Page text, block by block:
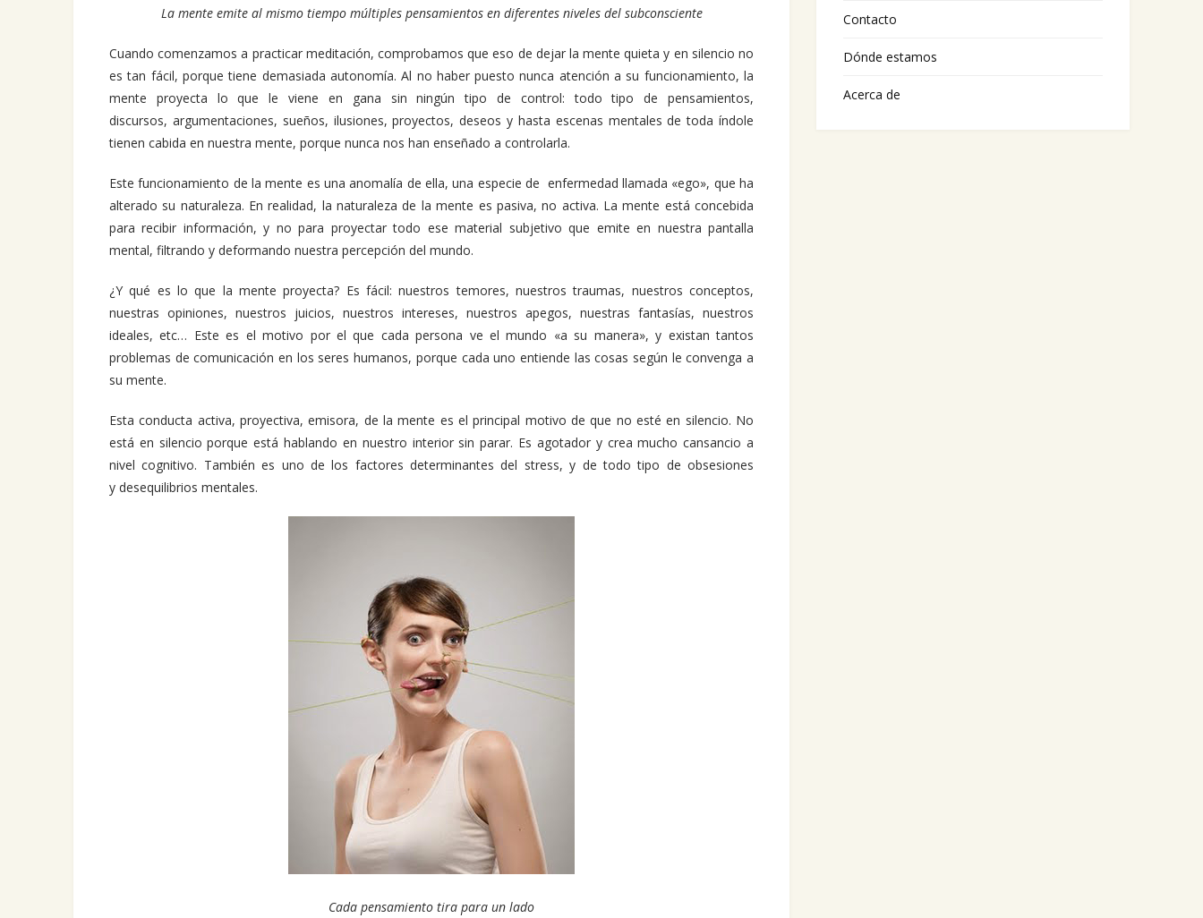
La mente emite al mismo tiempo múltiples pensamientos en diferentes niveles del subconsciente
Cuando comenzamos a practicar meditación, comprobamos que eso de dejar la mente quieta y en silencio no
es tan fácil, porque tiene demasiada autonomía. Al no haber puesto nunca atención a su funcionamiento, la
mente proyecta lo que le viene en gana sin ningún tipo de control: todo tipo de pensamientos,
discursos, argumentaciones, sueños, ilusiones, proyectos, deseos y hasta escenas mentales de toda índole
tienen cabida en nuestra mente, porque nunca nos han enseñado a controlarla.
Este funcionamiento de la mente es una anomalía de ella, una especie de enfermedad llamada «ego», que ha
alterado su naturaleza. En realidad, la naturaleza de la mente es pasiva, no activa. La mente está concebida
para recibir información, y no para proyectar todo ese material subjetivo que emite en nuestra pantalla
mental, filtrando y deformando nuestra percepción del mundo.
¿Y qué es lo que la mente proyecta? Es fácil: nuestros temores, nuestros traumas, nuestros conceptos,
nuestras opiniones, nuestros juicios, nuestros intereses, nuestros apegos, nuestras fantasías, nuestros
ideales, etc… Este es el motivo por el que cada persona ve el mundo «a su manera», y existan tantos
problemas de comunicación en los seres humanos, porque cada uno entiende las cosas según le convenga a
su mente.
Esta conducta activa, proyectiva, emisora, de la mente es el principal motivo de que no esté en silencio. No
está en silencio porque está hablando en nuestro interior sin parar. Es agotador y crea mucho cansancio a
nivel cognitivo. También es uno de los factores determinantes del stress, y de todo tipo de obsesiones
y desequilibrios mentales.
Cada pensamiento tira para un lado
Contacto
Dónde estamos
Acerca de